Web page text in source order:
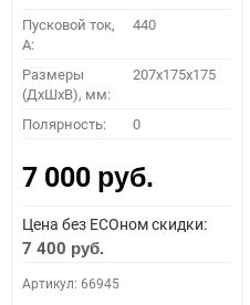
Пусковой ток,
A:
440
Размеры
(ДхШхВ), мм:
207x175x175
Полярность: 0
7 000 руб.
Цена без ECOном скидки:
7 400 руб.
Артикул: 66945